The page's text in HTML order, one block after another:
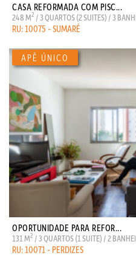
CASA REFORMADA COM PISC...
248 M2 / 3 QUARTOS (2 SUITES) / 3
RU: 10075 - SUMARÉ
OPORTUNIDADE PARA REFOR...
131 M2 / 3 QUARTOS (1 SUITE) / 2
RU: 10071 - PERDIZES